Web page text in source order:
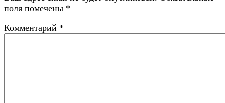
поля помечены *
Комментарий *